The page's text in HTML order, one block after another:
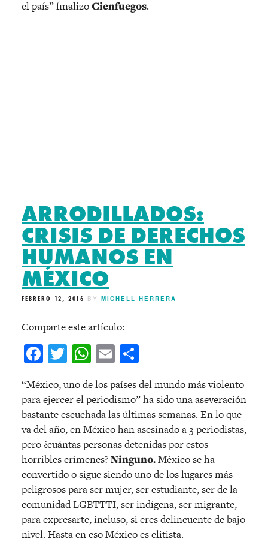
el país” finalizoCienfuegos.
ARRODILLADOS:
CRISIS DE DERECHOS
HUMANOS EN
MÉXICO
FEBRERO 12, 2016 BY MICHELL HERRERA
Comparte este artículo:
Facebook
Twitter
WhatsApp
Email
“México, uno de los países del mundo más violento
para ejercer el periodismo” ha sido una aseveración
bastante escuchada las últimas semanas. En lo que
va del año, en México han asesinado a 3 periodistas,
pero ¿cuántas personas detenidas por estos
horribles crímenes?Ninguno.México se ha
convertido o sigue siendo uno de los lugares más
peligrosos para ser mujer, ser estudiante, ser de la
comunidad LGBTTTI, ser indígena, ser migrante,
para expresarte, incluso, si eres delincuente de bajo
nivel. Hasta en eso México es elitista.